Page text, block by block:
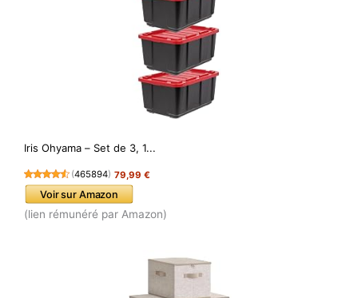
Iris Ohyama – Set de 3, 1...
(465894) 79,99 €
Voir sur Amazon
(lien rémunéré par Amazon)